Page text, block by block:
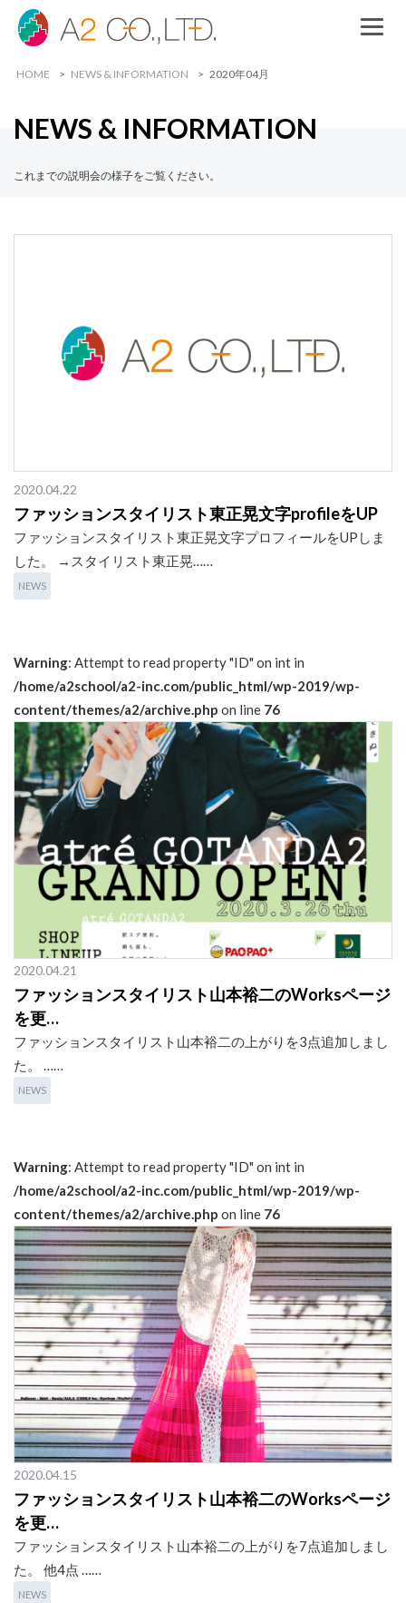
HOME NEWS & INFORMATION 2020年04月
NEWS & INFORMATION
これまでの説明会の様子をご覧ください。
2020.04.22
ファッションスタイリスト東正晃文字profileをUP
ファッションスタイリスト東正晃文字プロフィールをUPしま
した。 →スタイリスト東正晃……
NEWS
Warning: Attempt to read property "ID" on int in
/home/a2school/a2-inc.com/public_html/wp-2019/wp-
content/themes/a2/archive.php on line 76
2020.04.21
ファッションスタイリスト山本裕二のWorksページ
を更…
ファッションスタイリスト山本裕二の上がりを3点追加しまし
た。 ……
NEWS
Warning: Attempt to read property "ID" on int in
/home/a2school/a2-inc.com/public_html/wp-2019/wp-
content/themes/a2/archive.php on line 76
2020.04.15
ファッションスタイリスト山本裕二のWorksページ
を更…
ファッションスタイリスト山本裕二の上がりを7点追加しまし
た。 他4点 ……
NEWS